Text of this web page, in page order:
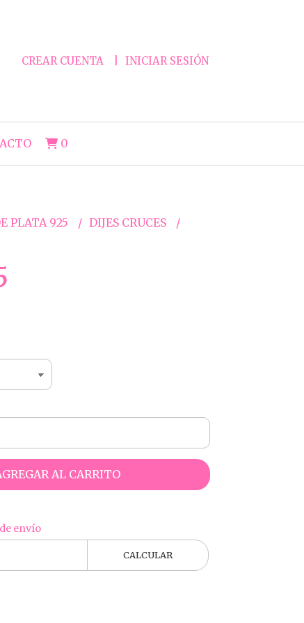
CREAR CUENTA INICIAR SESIÓN
0
PLATA 925
DIJES CRUCES
AL CARRITO
envío
CALCULAR